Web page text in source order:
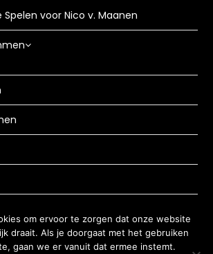
voor Nico v. Maanen
om ervoor te zorgen dat onze website
draait. Als je doorgaat met het gebruiken
gaan we er vanuit dat ermee instemt.